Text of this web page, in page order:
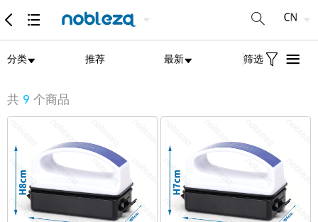
分类 推荐 最新 筛选
共 9 个商品